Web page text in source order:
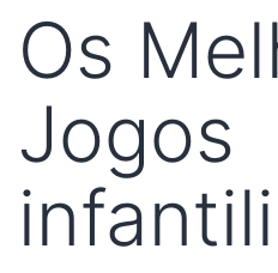
Os
Jogos